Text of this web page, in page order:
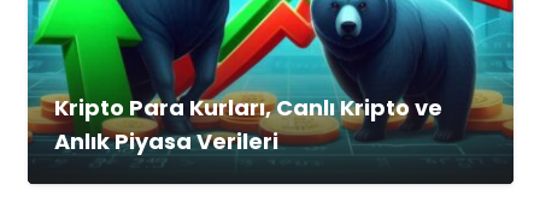
Kripto Para Kurları, Canlı Kripto ve
Anlık Piyasa Verileri